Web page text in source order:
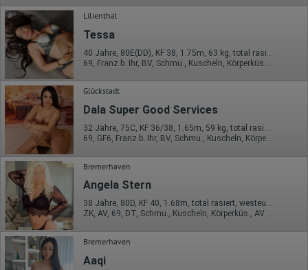
Erhobene Daten:
Datum und Uhrzeit des Besuchs
Gerätetyp
Geografischer Standort
IP-Adresse
Mausbewegungen
Besuchte Seiten
Referrer URL
Bildschirmauflösung
Eindeutige Gerätekennung
Sprachinformationen
Gerätebestriebssystem
Browser-Typ
Klicks
Domain-Name
Eindeutige Benutzerkennung
Antworten auf Umfragen
Ort der Verarbeitung:
Europäische Union
Rechtliche Grundlage der Verarbeitung
Art. 6 Abs. 1 S. 1 lit. a DSGVO
Lilienthal
Tessa
69, Franz b. Ihr, BV, Schmu., Kuscheln, Körperküs., DSa, DSp
Glückstadt
Dala Super Good Services
32 Jahre, 75C, KF 36/38, 1.65m, 59 kg, total rasiert, asiatisch
69, GF6, Franz b. Ihr, BV, Schmu., Kuscheln, Körperküs., EL
Bremerhaven
Angela Stern
38 Jahre, 80D, KF 40, 1.68m, total rasiert, westeuropäisch
ZK, AV, 69, DT, Schmu., Kuscheln, Körperküs., AV b. Ihm
Bremerhaven
Aaqi